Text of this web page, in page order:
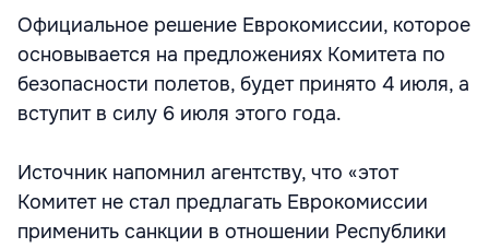
Официальное решение Еврокомиссии, которое
основывается на предложениях Комитета по
безопасности полетов, будет принято 4 июля, а
вступит в силу 6 июля этого года.
Источник напомнил агентству, что «этот
Комитет не стал предлагать Еврокомиссии
применить санкции в отношении Республики